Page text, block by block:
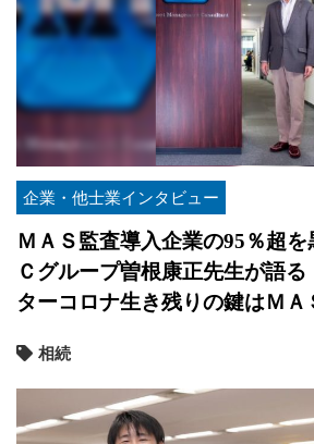
企業・他士業インタビュー
ＭＡＳ監査導入企業の95％超
Ｃグループ曽根康正先生が語
ターコロナ生き残りの鍵はＭＡ
相続